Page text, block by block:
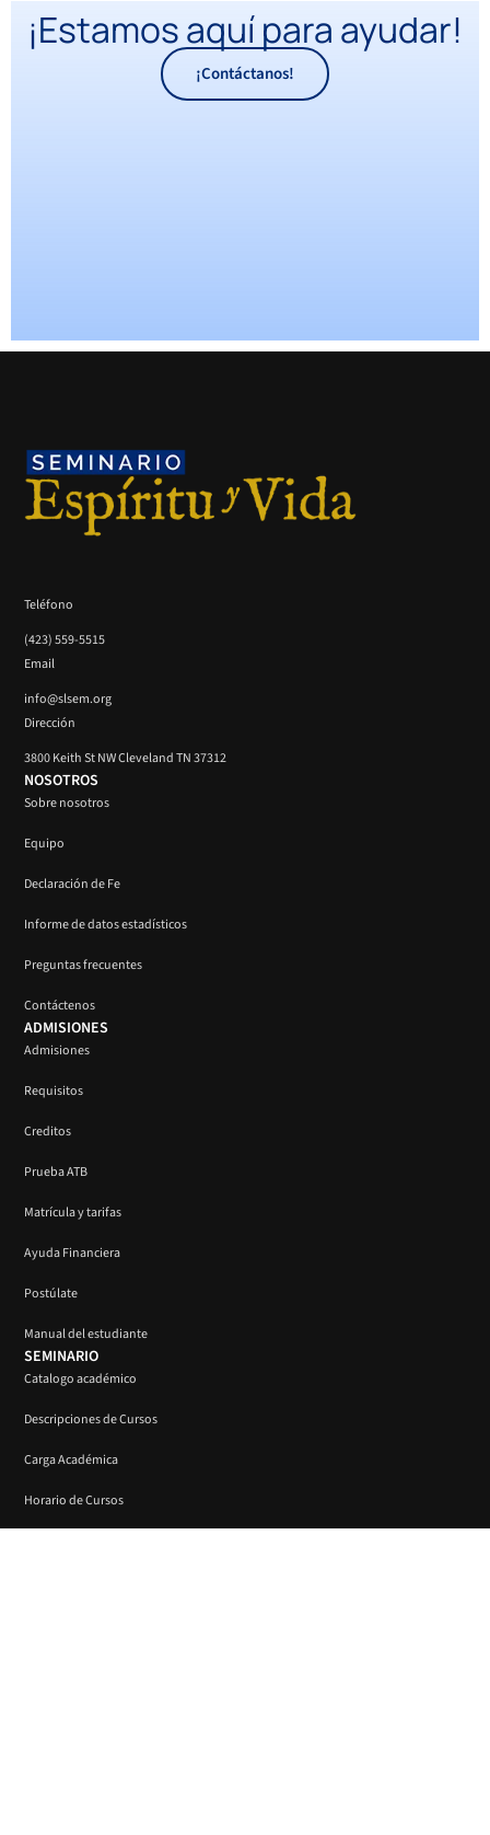
¡Estamos aquí para ayudar!
¡Contáctanos!
Teléfono
(423) 559-5515
Email
info@slsem.org
Dirección
3800 Keith St NW Cleveland TN 37312
NOSOTROS
Sobre nosotros
Equipo
Declaración de Fe
Informe de datos estadísticos
Preguntas frecuentes
Contáctenos
ADMISIONES
Admisiones
Requisitos
Creditos
Prueba ATB
Matrícula y tarifas
Ayuda Financiera
Postúlate
Manual del estudiante
SEMINARIO
Catalogo académico
Descripciones de Cursos
Carga Académica
Horario de Cursos